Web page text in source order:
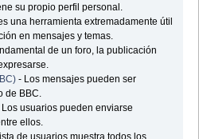
su propio perfil personal.
una herramienta extremadamente útil
en mensajes y temas.
de un foro, la publicación
- Los mensajes pueden ser
de BBC.
Los usuarios pueden enviarse
ellos.
de usuarios muestra todos los